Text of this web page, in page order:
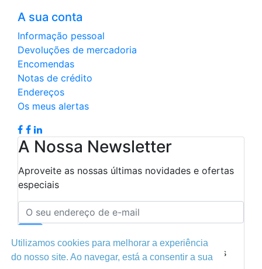
Utilizamos cookies para melhorar a experiência
do nosso site. Ao navegar, está a consentir a sua
A sua conta
Informação pessoal
Devoluções de mercadoria
Encomendas
Notas de crédito
Endereços
Os meus alertas
A Nossa Newsletter
Aproveite as nossas últimas novidades e ofertas
especiais
 Autorizo ​​o processamento de meus dados